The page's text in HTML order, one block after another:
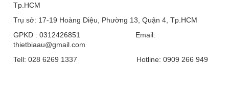
Tp.HCM
Trụ sở: 17-19 Hoàng Diệu, Phường 13, Quận 4, Tp.HCM
GPKD : 0312426851 Email:
thietbiaau@gmail.com
Tell: 028 6269 1337 Hotline: 0909 266 949